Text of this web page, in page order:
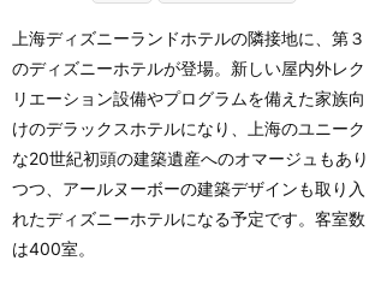
上海ディズニーランドホテルの隣接地に、第３
のディズニーホテルが登場。新しい屋内外レク
リエーション設備やプログラムを備えた家族向
けのデラックスホテルになり、上海のユニーク
な20世紀初頭の建築遺産へのオマージュもあり
つつ、アールヌーボーの建築デザインも取り入
れたディズニーホテルになる予定です。客室数
は400室。